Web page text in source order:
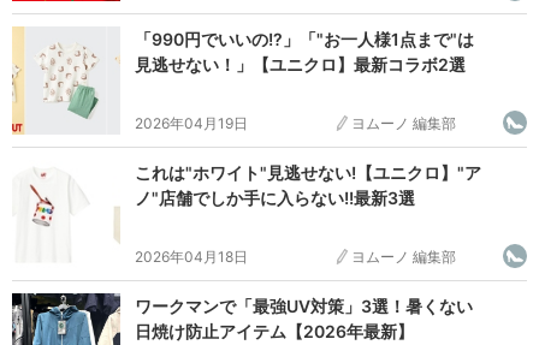
「990円でいいの!?」「"お一人様1点まで"は
見逃せない！」【ユニクロ】最新コラボ2選
2026年04月19日 ヨムーノ 編集部
これは"ホワイト"見逃せない!【ユニクロ】"ア
ノ"店舗でしか手に入らない!!最新3選
2026年04月18日 ヨムーノ 編集部
ワークマンで「最強UV対策」3選！暑くない
日焼け防止アイテム【2026年最新】